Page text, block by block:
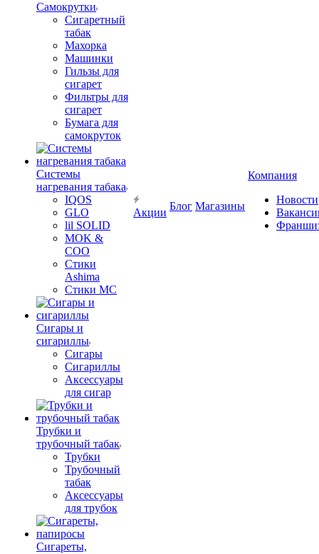
Самокрутки
Сигаретный
табак
Махорка
Машинки
Гильзы для
сигарет
Фильтры для
сигарет
Бумага для
самокруток
Системы
нагревания табака
IQOS
GLO
lil SOLID
MOK &
COO
Стики
Ashima
Стики MC
Сигары и
сигариллы
Сигары
Сигариллы
Аксессуары
для сигар
Трубки и
трубочный табак
Трубки
Трубочный
табак
Аксессуары
для трубок
Сигареты,
Акции
Блог Магазины
Компания
Новости